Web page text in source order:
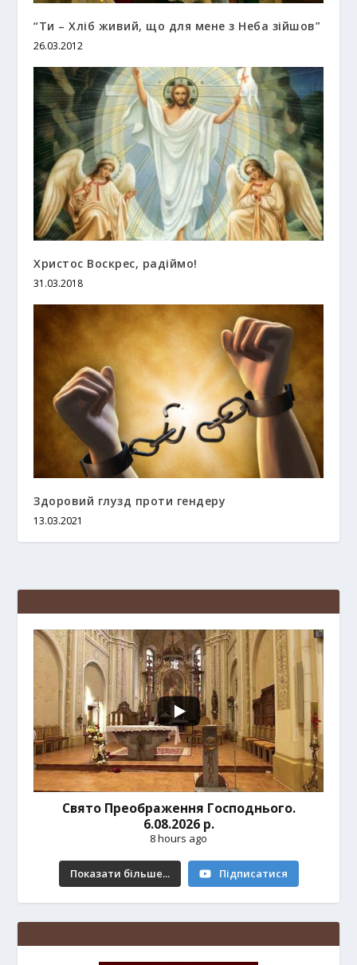
“Ти – Хліб живий, що для мене з Неба зійшов”
26.03.2012
Христос Воскрес, радіймо!
31.03.2018
Здоровий глузд проти гендеру
13.03.2021
Свято Преображення Господнього.
6.08.2026 р.
8 hours ago
Показати більше... Підписатися